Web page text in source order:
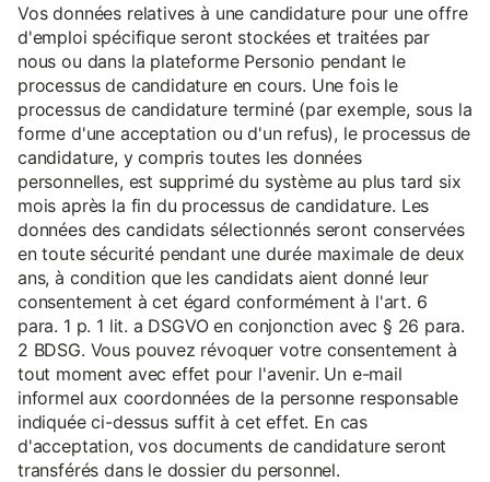
Vos données relatives à une candidature pour une offre
d'emploi spécifique seront stockées et traitées par
nous ou dans la plateforme Personio pendant le
processus de candidature en cours. Une fois le
processus de candidature terminé (par exemple, sous la
forme d'une acceptation ou d'un refus), le processus de
candidature, y compris toutes les données
personnelles, est supprimé du système au plus tard six
mois après la fin du processus de candidature. Les
données des candidats sélectionnés seront conservées
en toute sécurité pendant une durée maximale de deux
ans, à condition que les candidats aient donné leur
consentement à cet égard conformément à l'art. 6
para. 1 p. 1 lit. a DSGVO en conjonction avec § 26 para.
2 BDSG. Vous pouvez révoquer votre consentement à
tout moment avec effet pour l'avenir. Un e-mail
informel aux coordonnées de la personne responsable
indiquée ci-dessus suffit à cet effet. En cas
d'acceptation, vos documents de candidature seront
transférés dans le dossier du personnel.